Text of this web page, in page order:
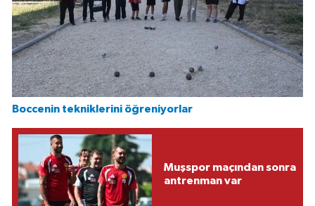
Boccenin tekniklerini öğreniyorlar
Muşspor maçından sonra
antrenman var